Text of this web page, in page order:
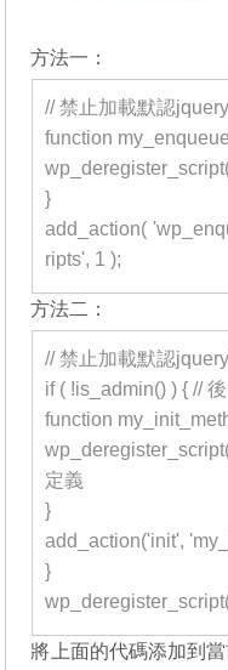
方法一：
// 禁止加載默認
function
}
add_action(
ripts', 1 );
方法二：
// 禁止加載默認
if ( !is_admin() ) { //
function
定義
}
add_action('init',
}
將上面的代碼添加到